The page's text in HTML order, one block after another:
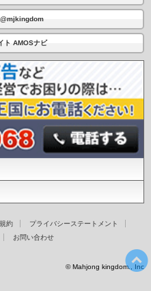
@mjkingdom
ト AMOSナビ
約
プライバシーステートメント
お問い合わせ
© Mahjong kingdom., Inc